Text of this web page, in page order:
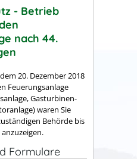
- Betrieb
nach 44.
20. Dezember 2018
Feuerungsanlage
Gasturbinen-
waren Sie
Behörde bis
Formulare